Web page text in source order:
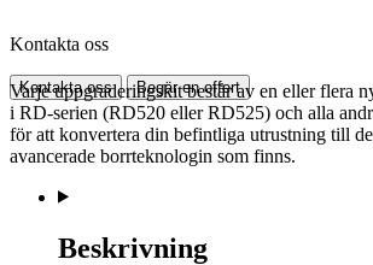
Kontakta oss
Kontakta oss Begär en offert
Varje uppgraderingskit består av en eller flera
i RD-serien (RD520 eller RD525) och alla
för att konvertera din befintliga utrustning till
avancerade borrteknologin som finns.
Beskrivning